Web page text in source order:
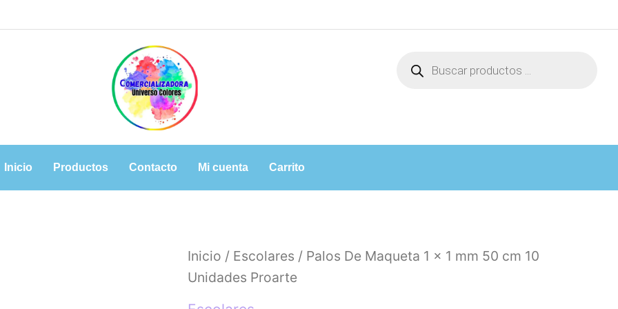
productos
Inicio Productos Contacto Mi cuenta Carrito
Inicio / Escolares / Palos De Maqueta 1 x 1 mm 50 cm 10
Unidades Proarte